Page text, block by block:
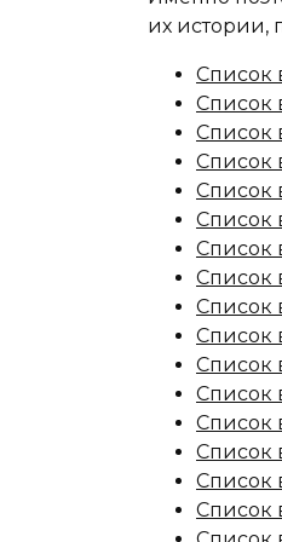
их истории,
Список
Список
Список
Список
Список
Список
Список
Список
Список
Список
Список
Список
Список
Список
Список
Список